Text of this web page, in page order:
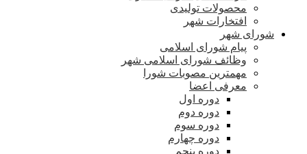
محصولات تولیدی
افتخارات شهر
شورای شهر
پیام شورای اسلامی
وظائف شورای اسلامی شهر
مهمترین مصوبات شورا
معرفی اعضا
دوره اول
دوره دوم
دوره سوم
دوره چهارم
دوره پنجم